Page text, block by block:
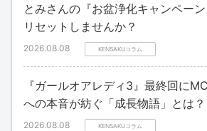
とみさんの『お盆浄化キャンペー
リセットしませんか？
2026.08.08 KENSAKUコラム
『ガールオアレディ3』最終回に
への本音が紡ぐ「成長物語」とは？
2026.08.08 KENSAKUコラム